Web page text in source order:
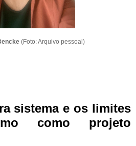
(Foto: Arquivo pessoal)
sistema e os limites
como projeto